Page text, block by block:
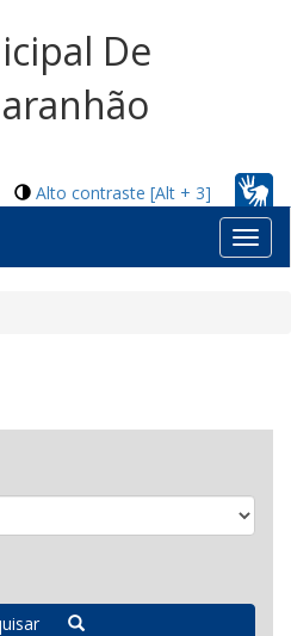
De
Alto contraste [Alt + 3]